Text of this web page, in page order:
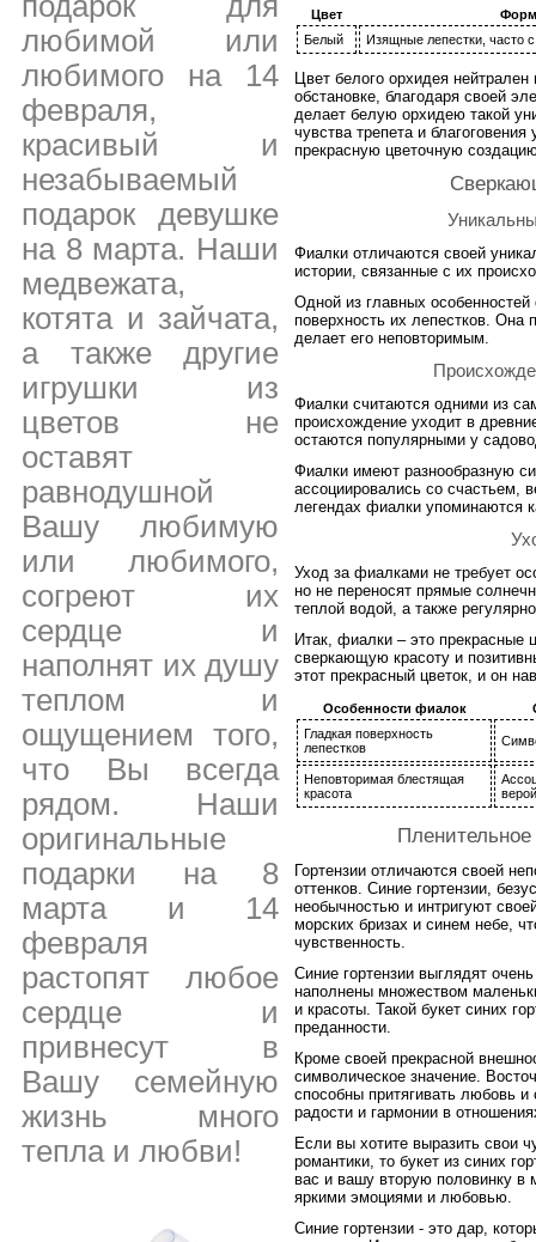
любимой или
любимого на 14
февраля,
красивый и
незабываемый
подарок девушке
на 8 марта. Наши
медвежата,
котята и зайчата,
а также другие
игрушки из
цветов не
оставят
равнодушной
Вашу любимую
или любимого,
согреют их
сердце и
наполнят их душу
теплом и
ощущением того,
что Вы всегда
рядом. Наши
оригинальные
подарки на 8
марта и 14
февраля
растопят любое
сердце и
привнесут в
Вашу семейную
жизнь много
тепла и любви!
Цвет
Белый
Изящные лепестки, часто
Цвет белого орхидея
обстановке, благодаря своей
делает белую орхидею такой
чувства трепета и
прекрасную цветочную
Фиалки отличаются своей
истории, связанные с их
Одной из главных
поверхность их лепестков. Она
делает его неповторимым.
Фиалки считаются одними из
происхождение уходит в
остаются популярными у
Фиалки имеют разнообразную
ассоциировались со счастьем,
легендах фиалки упоминаются
Уход за фиалками не требует
но не переносят прямые
теплой водой, а также
Итак, фиалки – это прекрасные
сверкающую красоту и
этот прекрасный цветок, и он
Особенности фиалок
Гладкая поверхность
лепестков
Неповторимая блестящая
красота
верой
Гортензии отличаются своей
оттенков. Синие гортензии,
необычностью и интригуют
морских бризах и синем небе,
чувственность.
Синие гортензии выглядят
наполнены множеством
и красоты. Такой букет синих
преданности.
Кроме своей прекрасной
символическое значение.
способны притягивать любовь
радости и гармонии в
Если вы хотите выразить свои
романтики, то букет из синих
вас и вашу вторую половинку в
яркими эмоциями и любовью.
Синие гортензии - это дар,